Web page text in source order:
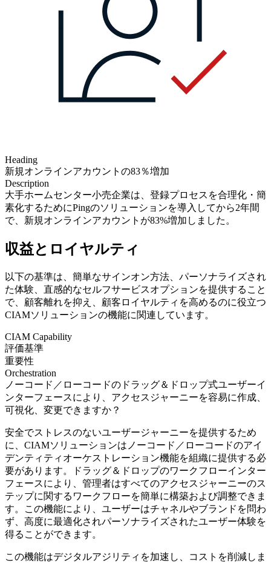
Heading
新規オンラインアカウントの83％増加
Description
大手ホームセンター小売企業は、登録プロセスを合理化・簡
素化するためにPingのソリューションを導入してから2年間
で、新規オンラインアカウントが83%増加しました。
収益とロイヤルティ
以下の基準は、簡単なサインオン方法、パーソナライズされ
た体験、直感的なセルフサービスオプションを提供すること
で、顧客離れを抑え、顧客ロイヤルティを高めるのに役立つ
CIAMソリューションの機能に関連しています。
CIAM Capability
評価基準
重要性
Orchestration
ノーコード／ローコードのドラッグ＆ドロップ式ユーザーイ
ンターフェースにより、アクセスジャーニーを容易に作成、
可視化、変更できますか？
安全でストレスのないユーザージャーニーを提供するため
に、CIAMソリューションはノーコード／ローコードのアイ
デンティティオーケストレーション機能を組織に提供する必
要があります。ドラッグ＆ドロップのワークフローインター
フェースにより、管理者はすべてのアクセスジャーニーのス
テップに関するワークフローを簡単に構築および調整できま
す。この機能により、ユーザーはチャネルやブランドを問わ
ず、高度に最適化されパーソナライズされたユーザー体験を
得ることができます。
この機能はデジタルアジリティを加速し、コストを削減しま